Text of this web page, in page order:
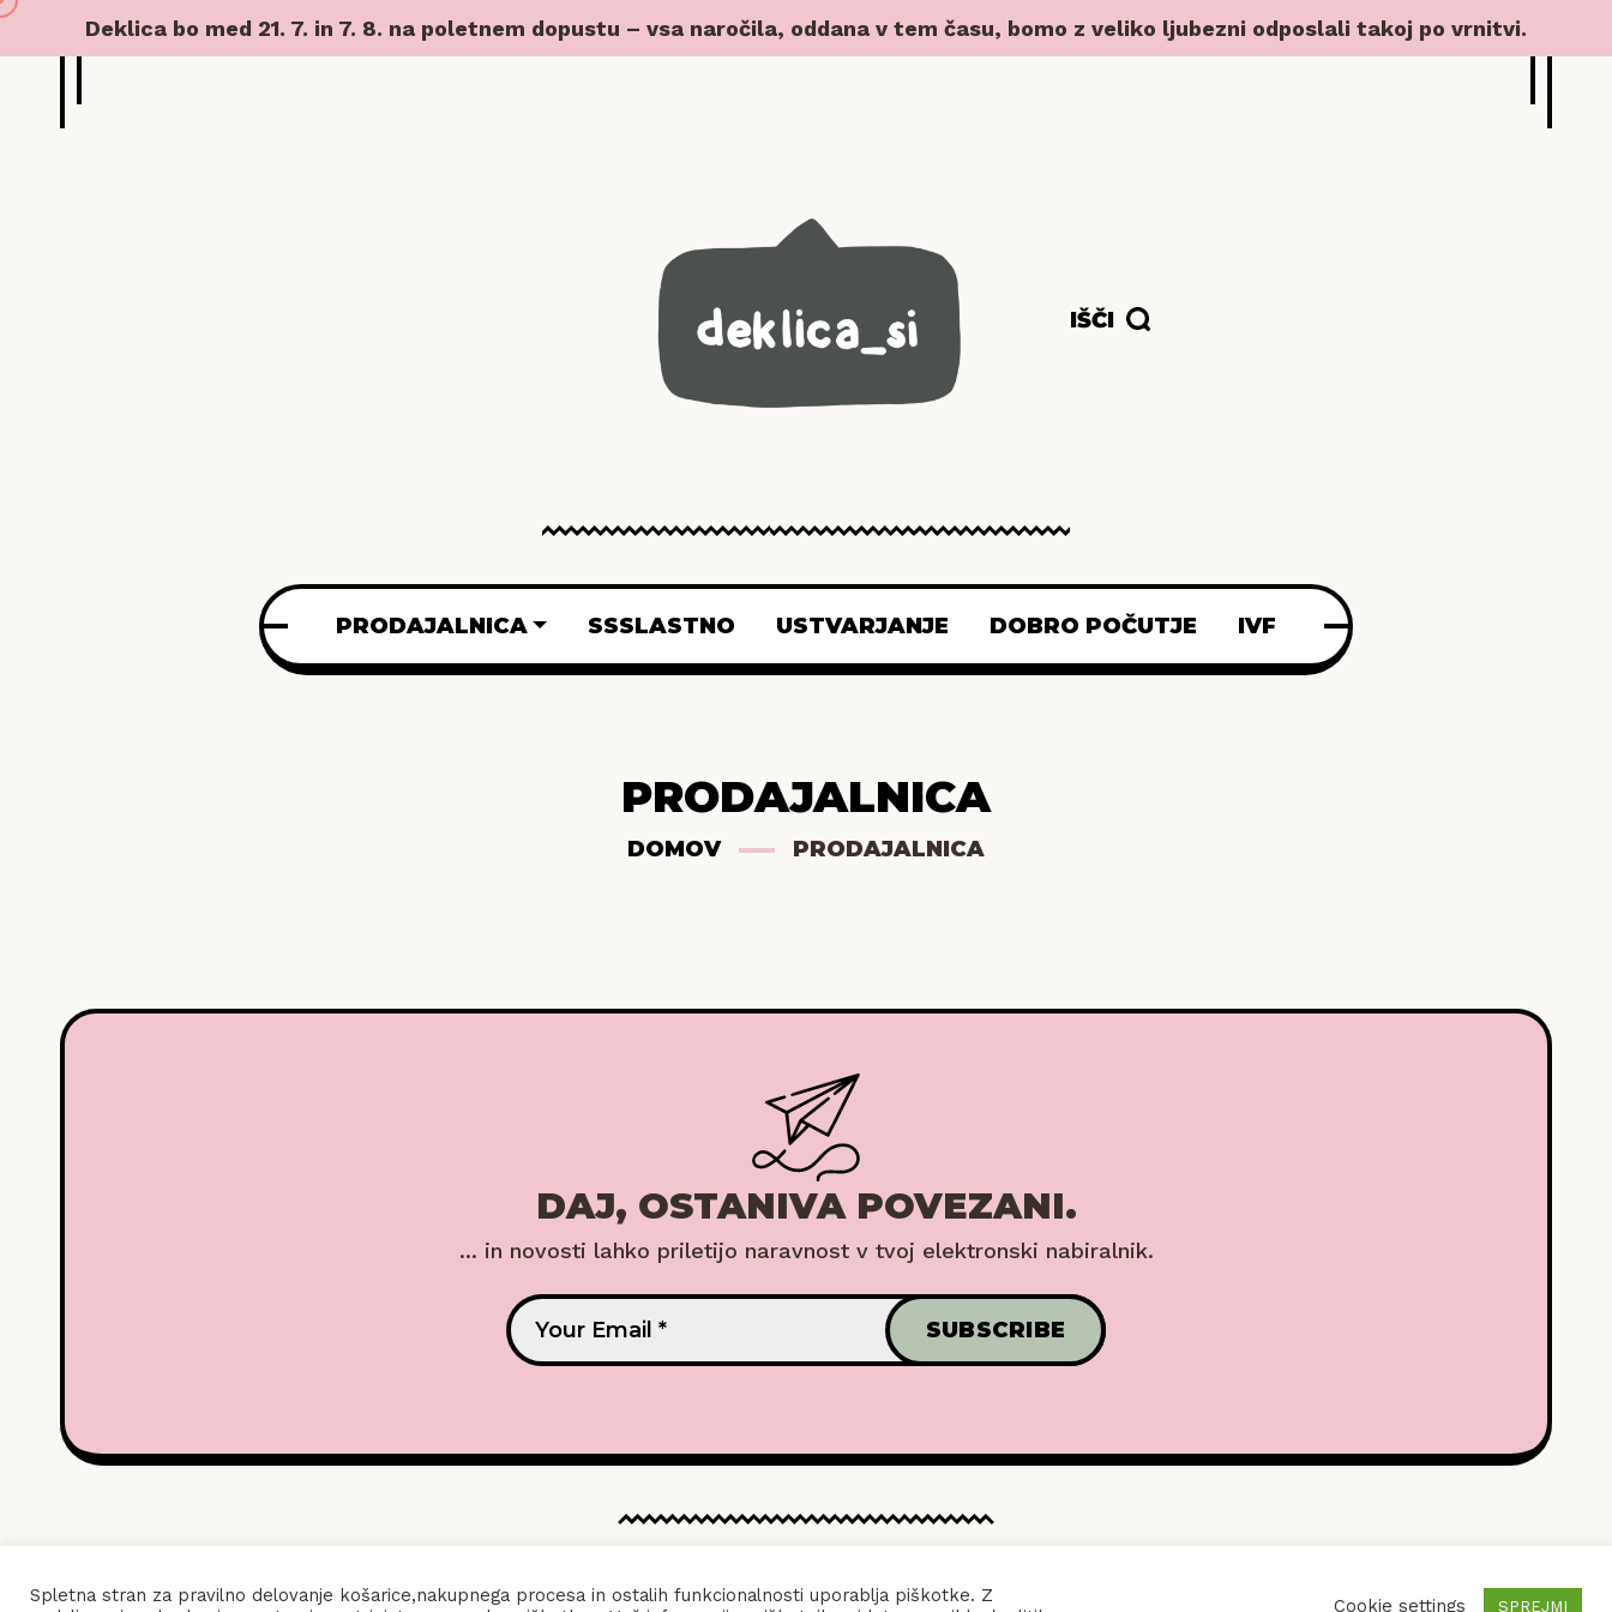
Deklica bo med 21. 7. in 7. 8. na poletnem dopustu – vsa naročila, oddana v tem času, bomo z veliko ljubezni odposlali takoj po vrnitvi.
IŠČI
PRODAJALNICA SSSLASTNO USTVARJANJE DOBRO POČUTJE IVF
PRODAJALNICA
DOMOV PRODAJALNICA
DAJ, OSTANIVA POVEZANI.
... in novosti lahko priletijo naravnost v tvoj elektronski nabiralnik.
Spletna stran za pravilno delovanje košarice,nakupnega procesa in ostalih funkcionalnosti uporablja piškotke. Z
Cookie settings SPREJMI